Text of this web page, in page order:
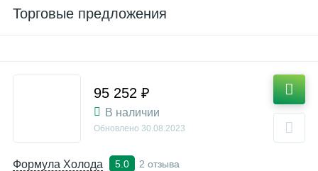
Торговые предложения
Формула Холода 5.0
2 отзыва
95 252 ₽
В наличии
Обновлено 30.08.2023